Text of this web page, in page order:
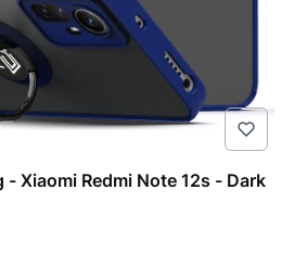
- Xiaomi Redmi Note 12s - Dark